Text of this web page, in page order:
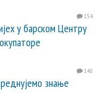
154
у барском Центру
140
знање